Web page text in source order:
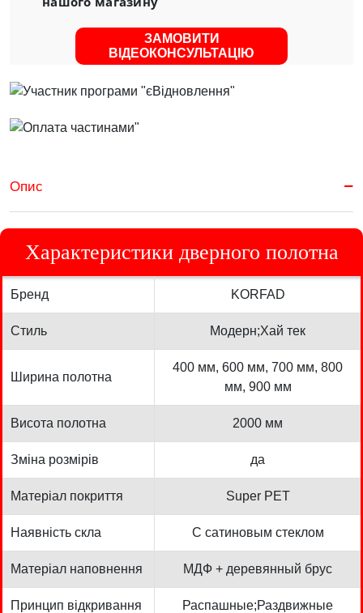
ЗАМОВИТИ
ВІДЕОКОНСУЛЬТАЦІЮ
Опис
Характеристики дверного полотна
Бренд KORFAD
Стиль Модерн;Хай тек
Ширина полотна
400 мм, 600 мм, 700 мм, 800
мм, 900 мм
Висота полотна 2000 мм
Зміна розмірів да
Матеріал покриття Super PET
Наявність скла С сатиновым стеклом
Матеріал наповнення МДФ + деревянный брус
Принцип відкривання Распашные;Раздвижные